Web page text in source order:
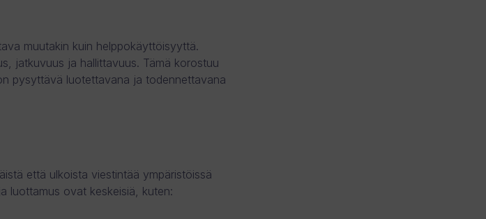
muutakin kuin helppokäyttöisyyttä.
jatkuvuus ja hallittavuus. Tämä korostuu
pysyttävä luotettavana ja todennettavana
että ulkoista viestintää ympäristöissä
luottamus ovat keskeisiä, kuten: